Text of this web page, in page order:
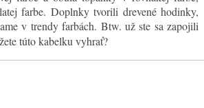
farbe. Doplnky tvorili drevené hodinky,
v trendy farbách. Btw. už ste sa zapojili
túto kabelku vyhrať?